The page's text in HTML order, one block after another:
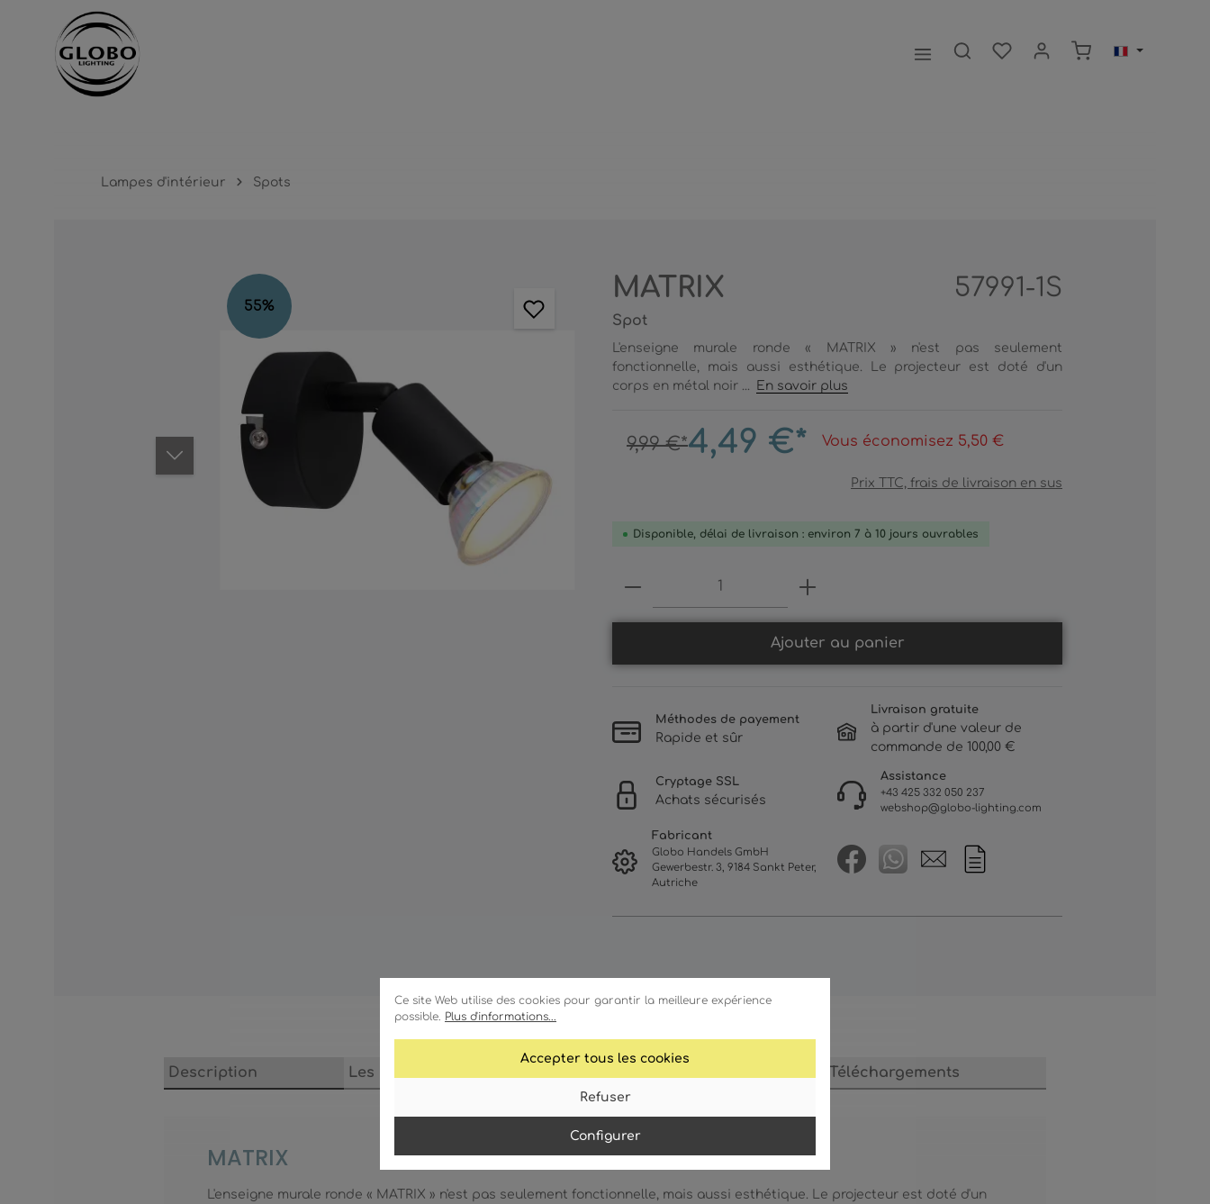
Ce site Web utilise des cookies pour garantir la meilleure expérience
possible. Plus d'informations...
Accepter tous les cookies
Refuser
Configurer
Passer à la navigation principale
Lampes d'intérieur Spots
Ignorer la galerie d'images
55%
MATRIX 57991-1S
Spot
L'enseigne murale ronde « MATRIX » n'est pas seulement
fonctionnelle, mais aussi esthétique. Le projecteur est doté d'un
corps en métal noir ...
En savoir plus
9,99 €*4,49 €* Vous économisez 5,50 €
Prix TTC, frais de livraison en sus
Disponible, délai de livraison : environ 7 à 10 jours ouvrables
Produkt Anzahl: Gib den gewünschten Wert ein
Ajouter au panier
Méthodes de payement
Rapide et sûr
Livraison gratuite
à partir d'une valeur de
commande de 100,00 €
Cryptage SSL
Achats sécurisés
Assistance
+43 425 332 050 237
webshop@globo-lighting.com
Fabricant
Globo Handels GmbH
Gewerbestr. 3, 9184 Sankt Peter,
Autriche
Description Les caractéristiques Téléchargements
MATRIX
L'enseigne murale ronde « MATRIX » n'est pas seulement fonctionnelle, mais aussi esthétique. Le projecteur est doté d'un